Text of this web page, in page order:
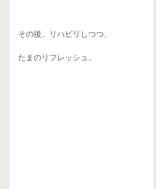
その後、リハビリしつつ、
たまのリフレッシュ。